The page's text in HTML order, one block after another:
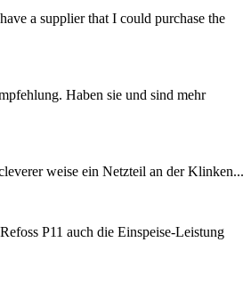
a supplier that I could purchase the
Haben sie und sind mehr
weise ein Netzteil an der Klinken...
P11 auch die Einspeise-Leistung